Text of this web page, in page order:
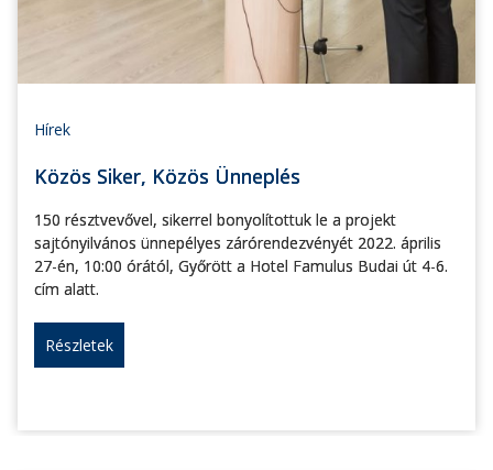
Hírek
Közös Siker, Közös Ünneplés
150 résztvevővel, sikerrel bonyolítottuk le a projekt
sajtónyilvános ünnepélyes zárórendezvényét 2022. április
27-én, 10:00 órától, Győrött a Hotel Famulus Budai út 4-6.
cím alatt.
Részletek